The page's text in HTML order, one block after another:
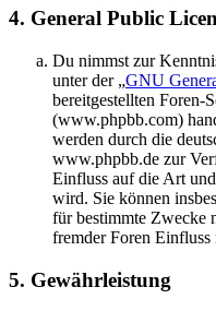
4. General Public
Du nimmst zur
unter der „GNU
bereitgestellten
(www.phpbb.com)
werden durch die
www.phpbb.de zur
Einfluss auf die Art
wird. Sie können
für bestimmte Zwecke
fremder Foren Einfluss
5. Gewährleistung